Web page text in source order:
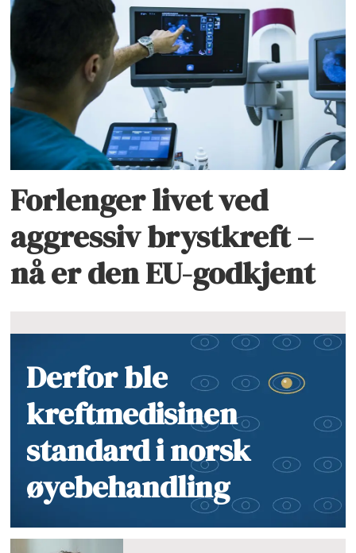
Forlenger livet ved
aggressiv brystkreft –
nå er den EU-godkjent
Derfor ble
kreftmedisinen
standard i norsk
øyebehandling